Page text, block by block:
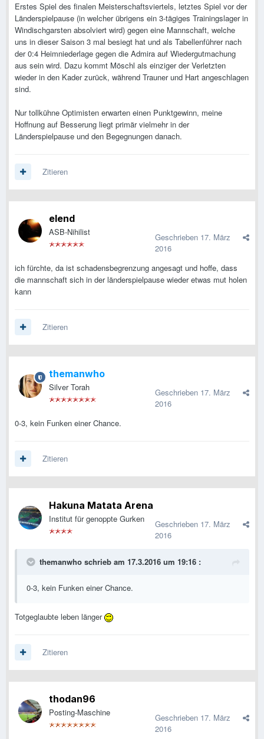
Erstes Spiel des finalen Meisterschaftsviertels, letztes Spiel vor der
Länderspielpause (in welcher übrigens ein 3-tägiges Trainingslager in
Windischgarsten absolviert wird) gegen eine Mannschaft, welche
uns in dieser Saison 3 mal besiegt hat und als Tabellenführer nach
der 0:4 Heimniederlage gegen die Admira auf Wiedergutmachung
aus sein wird. Dazu kommt Möschl als einziger der Verletzten
wieder in den Kader zurück, während Trauner und Hart angeschlagen
sind.
Nur tollkühne Optimisten erwarten einen Punktgewinn, meine
Hoffnung auf Besserung liegt primär vielmehr in der
Länderspielpause und den Begegnungen danach.
Zitieren
elend
ASB-Nihilist Geschrieben 17. März
2016
ich fürchte, da ist schadensbegrenzung angesagt und hoffe, dass
die mannschaft sich in der länderspielpause wieder etwas mut holen
kann
Zitieren
themanwho
Silver Torah Geschrieben 17. März
2016
0-3, kein Funken einer Chance.
Zitieren
Hakuna Matata Arena
Institut für genoppte Gurken Geschrieben 17. März
2016
themanwho schrieb am 17.3.2016 um 19:16 :
0-3, kein Funken einer Chance.
Totgeglaubte leben länger
Zitieren
thodan96
Posting-Maschine Geschrieben 17. März
2016